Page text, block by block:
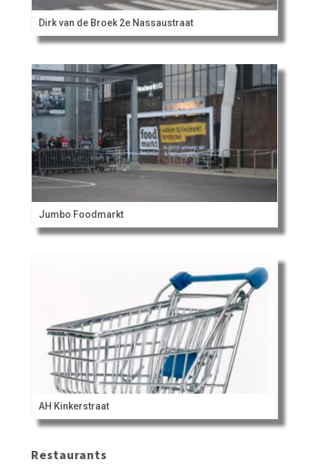
Dirk van de Broek 2e Nassaustraat
Jumbo Foodmarkt
AH Kinkerstraat
Restaurants